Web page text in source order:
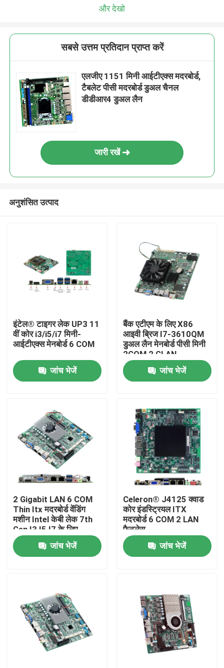
होम
हमारे बारे में
फैक्टरी यात्रा
गुणवत्ता नियंत्रण
हमसे संपर्क करें
औद्योगिक मिनी पीसी
औद्योगिक पैनल पीसी
और देखो
सबसे उत्तम प्रतिदान प्राप्त करें
एलजीए 1151 मिनी आईटीएक्स मदरबोर्ड,
टैबलेट पीसी मदरबोर्ड डुअल चैनल
डीडीआर4 डुअल लैन
जारी रखें
अनुशंसित उत्पाद
इंटेल® टाइगर लेक UP3 11
वीं कोर i3/i5/i7 मिनी-
आईटीएक्स मेनबोर्ड 6 COM
जांच भेजें
बैंक एटीएम के लिए X86
आइवी ब्रिज I7-3610QM
डुअल लैन मेनबोर्ड पीसी मिनी
2COM 2 GLAN
जांच भेजें
2 Gigabit LAN 6 COM
Thin Itx मदरबोर्ड वेंडिंग
मशीन Intel केबी लेक 7th
Gen I3 I5 I7 के लिए
जांच भेजें
Celeron® J4125 क्वाड
कोर इंडस्ट्रियल ITX
मदरबोर्ड 6 COM 2 LAN
फैनलेस
जांच भेजें